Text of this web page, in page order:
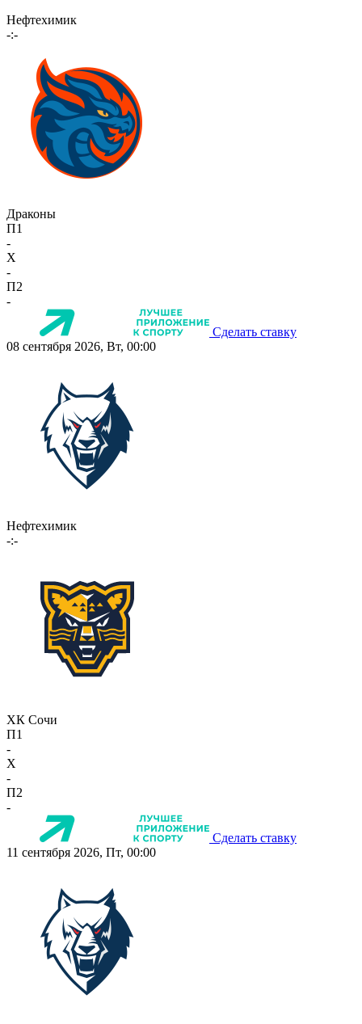
Нефтехимик
-:-
Драконы
П1
-
X
-
П2
-
Сделать ставку
08 сентября 2026, Вт, 00:00
Нефтехимик
-:-
ХК Сочи
П1
-
X
-
П2
-
Сделать ставку
11 сентября 2026, Пт, 00:00